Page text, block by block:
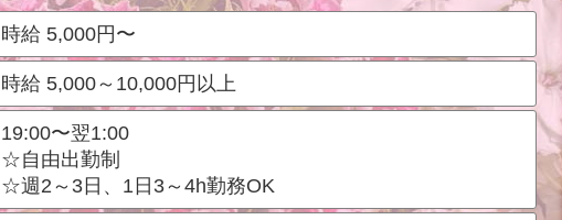
時給 5,000円〜
時給 5,000～10,000円以上
19:00〜翌1:00
☆自由出勤制
☆週2～3日、1日3～4h勤務OK